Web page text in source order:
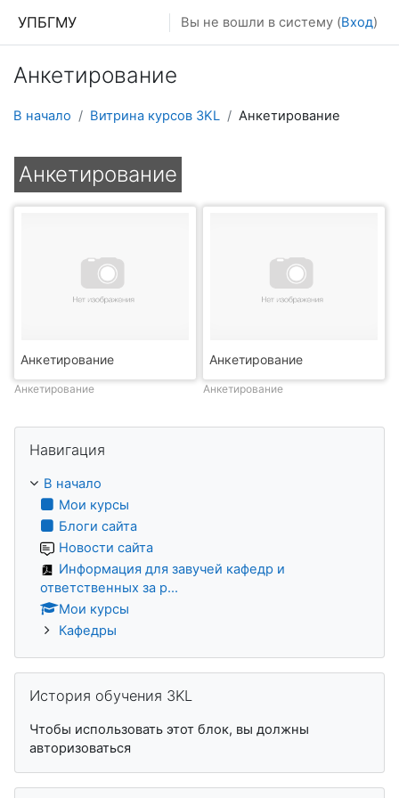
УПБГМУ Вы не вошли в систему (Вход)
Анкетирование
В начало Витрина курсов 3KL Анкетирование
Анкетирование
Анкетирование
Анкетирование
Анкетирование
Анкетирование
Навигация
В начало
Мои курсы
Блоги сайта
Новости сайта
Информация для завучей кафедр и
ответственных за р...
Мои курсы
Кафедры
История обучения 3KL
Чтобы использовать этот блок, вы должны
авторизоваться